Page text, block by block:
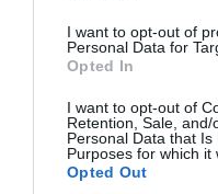
I want to opt-out of
Personal Data for
Opted In
I want to opt-out of
Retention, Sale,
Personal Data that
Purposes for which it
Opted Out
PRONEWS.GR /ΜΠΑΣΚΕΤ